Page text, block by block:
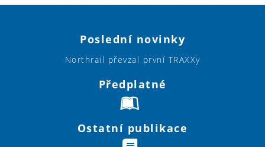
Poslední novinky
Northrail převzal první TRAXXy
Předplatné
Ostatní publikace